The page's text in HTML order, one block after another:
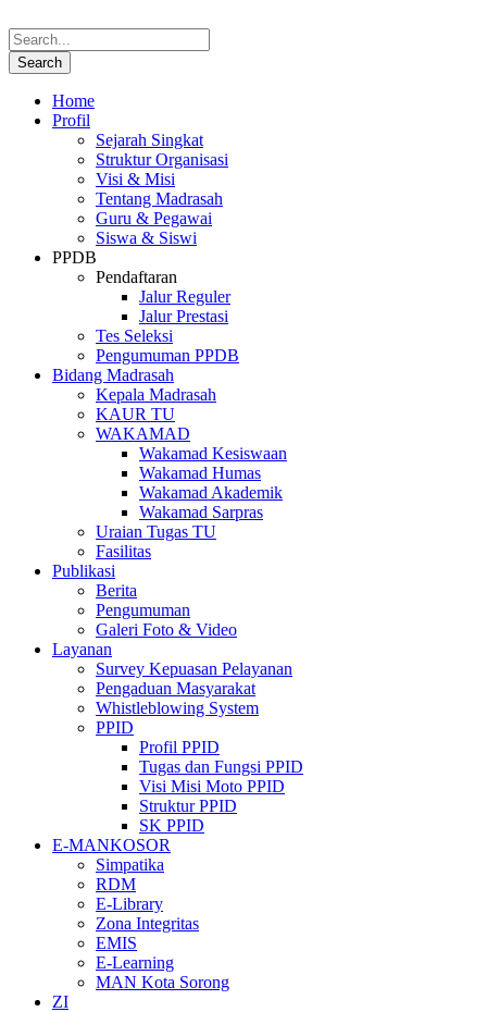
Home
Profil
Sejarah Singkat
Struktur Organisasi
Visi & Misi
Tentang Madrasah
Guru & Pegawai
Siswa & Siswi
PPDB
Pendaftaran
Jalur Reguler
Jalur Prestasi
Tes Seleksi
Pengumuman PPDB
Bidang Madrasah
Kepala Madrasah
KAUR TU
WAKAMAD
Wakamad Kesiswaan
Wakamad Humas
Wakamad Akademik
Wakamad Sarpras
Uraian Tugas TU
Fasilitas
Publikasi
Berita
Pengumuman
Galeri Foto & Video
Layanan
Survey Kepuasan Pelayanan
Pengaduan Masyarakat
Whistleblowing System
PPID
Profil PPID
Tugas dan Fungsi PPID
Visi Misi Moto PPID
Struktur PPID
SK PPID
E-MANKOSOR
Simpatika
RDM
E-Library
Zona Integritas
EMIS
E-Learning
MAN Kota Sorong
ZI